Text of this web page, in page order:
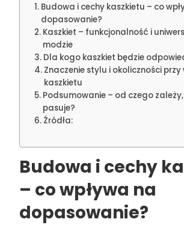
Budowa i cechy kaszkietu – co
dopasowanie?
Kaszkiet – funkcjonalność i
modzie
Dla kogo kaszkiet będzie
Znaczenie stylu i okoliczności przy
kaszkietu
Podsumowanie – od czego
pasuje?
Źródła:
Budowa i cechy
– co wpływa na
dopasowanie?